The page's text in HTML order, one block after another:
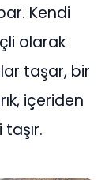
Kendi
olarak
taşar, bir
içeriden